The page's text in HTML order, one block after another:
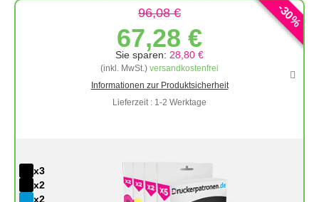
-
30
%
96,08 €
67,28 €
Sie sparen: 28,80 €
(inkl. MwSt.) versandkostenfrei
Informationen zur Produktsicherheit
Lieferzeit : 1-2 Werktage
x3
x2
x2